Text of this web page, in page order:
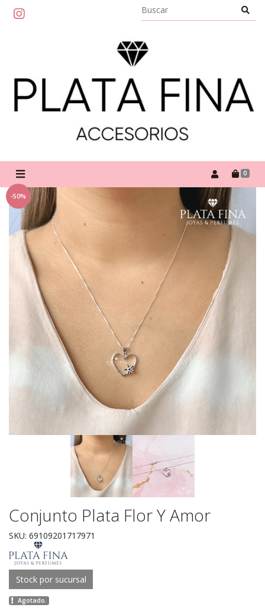
0
-50%
Conjunto Plata Flor Y Amor
SKU: 69109201717971
Stock por sucursal
Agotado.